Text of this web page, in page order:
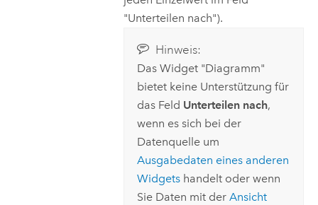
"Unterteilen nach").
Hinweis:
Das Widget "Diagramm"
bietet keine Unterstützung für
das Feld Unterteilen nach,
wenn es sich bei der
Datenquelle um
Ausgabedaten eines anderen
Widgetshandelt oder wenn
Sie Daten mit der Ansicht